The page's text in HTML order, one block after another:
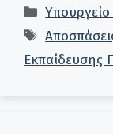
Κατηγορίες
Υπουργείο
Ετικέτες